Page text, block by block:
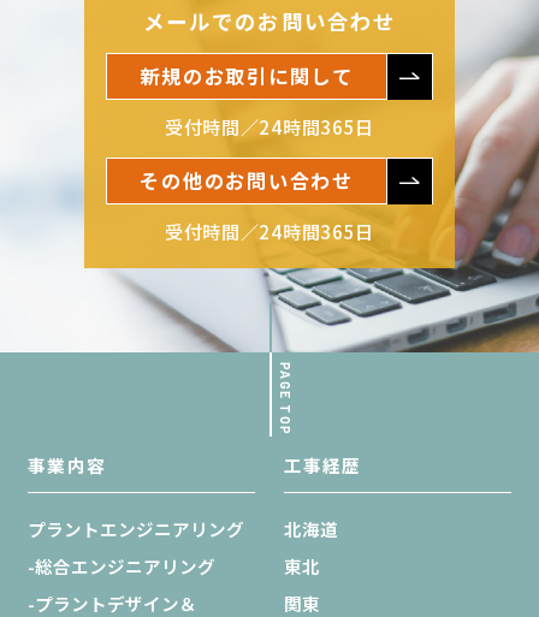
メールでのお問い合わせ
新規のお取引に関して
受付時間／24時間365日
その他のお問い合わせ
受付時間／24時間365日
PAGE TOP
事業内容
プラントエンジニアリング
-総合エンジニアリング
-プラントデザイン＆
工事経歴
北海道
東北
関東